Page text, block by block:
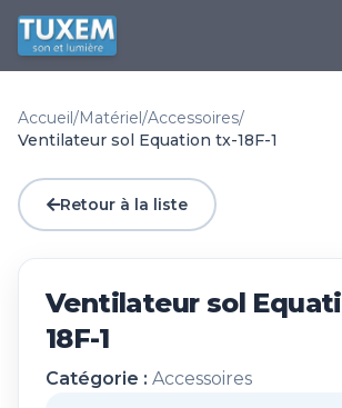
Accueil/Matériel/Accessoires/
Ventilateur sol Equation tx-18F-1
Retour à la liste
Ventilateur sol
18F-1
Catégorie : Accessoires